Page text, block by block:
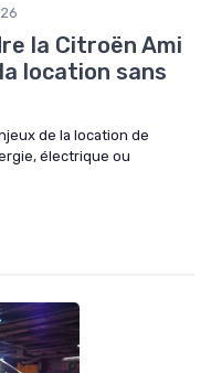
la Citroën Ami
location sans
de la location de
électrique ou